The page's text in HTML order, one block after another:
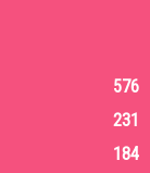
576
231
184